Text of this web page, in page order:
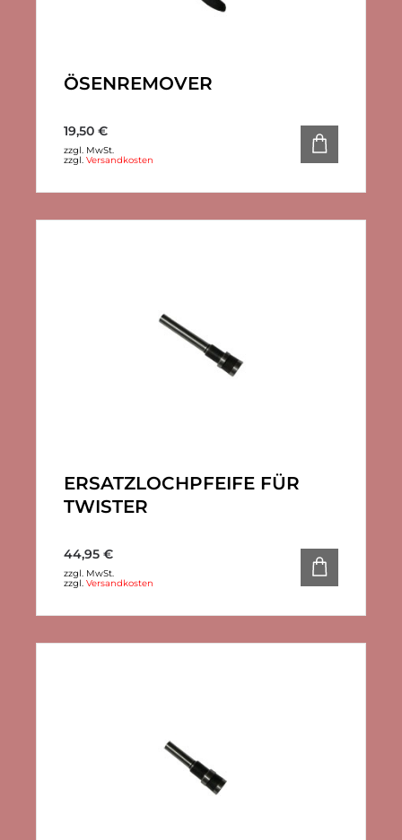
ÖSENREMOVER
19,50 €
zzgl. MwSt.
zzgl. Versandkosten
ERSATZLOCHPFEIFE FÜR
TWISTER
44,95 €
zzgl. MwSt.
zzgl. Versandkosten